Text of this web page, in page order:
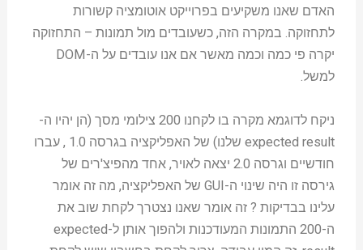
האדם שאנו משקיעים בפרוייקט אוטומציה קשורות
לתחזוקה. במקרה הזה, כשעובדים מול תמונות – התחזוקה
יקרה פי כמה וכמה מאשר אם אנו עובדים על ה-DOM
למשל.
ניקח לדוגמא מקרה בו לקחנו 200 צילומי מסך (הן יהיו ה-
expected result שלנו) של האפליקציה בגרסה 1.0 , עברו
חודשיים וגרסה 2.0 יצאה לאויר, אחד מהפיצ'רים של
גירסה זו היה שינוי ה-GUI של האפליקציה, מה זה אומר
עלינו בבדיקות ? זה אומר שאנו נצטרך לקחת שוב את
ה-200 התמונות המעודכנות ולהפוך אותן ל-expected